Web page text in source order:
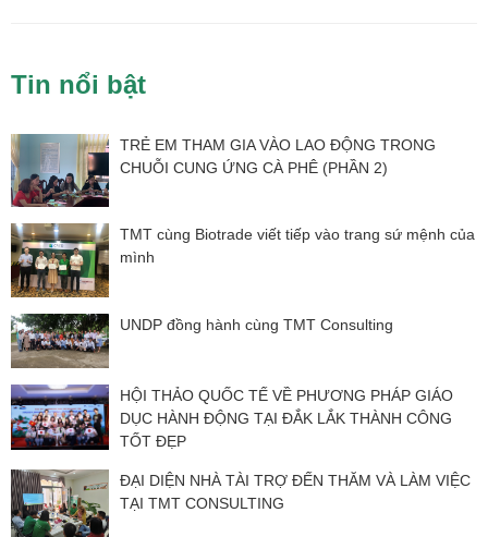
Tin nổi bật
TRẺ EM THAM GIA VÀO LAO ĐỘNG TRONG
CHUỖI CUNG ỨNG CÀ PHÊ (PHẦN 2)
TMT cùng Biotrade viết tiếp vào trang sứ mệnh của
mình
UNDP đồng hành cùng TMT Consulting
HỘI THẢO QUỐC TẾ VỀ PHƯƠNG PHÁP GIÁO
DỤC HÀNH ĐỘNG TẠI ĐẮK LẮK THÀNH CÔNG
TỐT ĐẸP
ĐẠI DIỆN NHÀ TÀI TRỢ ĐẾN THĂM VÀ LÀM VIỆC
TẠI TMT CONSULTING